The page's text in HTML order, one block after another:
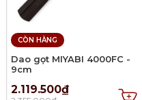
CÒN HÀNG
Dao gọt MIYABI 4000FC -
9cm
2.119.500₫